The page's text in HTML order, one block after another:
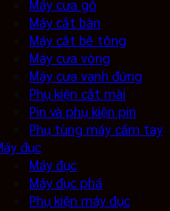
Máy cưa gỗ
Máy cắt bàn
Máy cắt bê tông
Máy cưa vòng
Máy cưa vanh đứng
Phụ kiện cắt mài
Pin và phụ kiện pin
Phụ tùng máy cầm tay
đục
Máy đục
Máy đục phá
Phụ kiện máy đục